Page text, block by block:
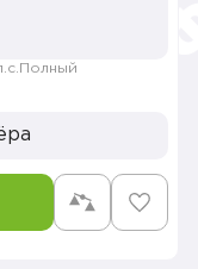
Полный